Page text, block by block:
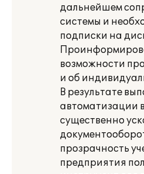
дальнейшем
системы и
подписки на
возможности
и об
В результате
автоматизации
существенно
прозрачность
предприятия